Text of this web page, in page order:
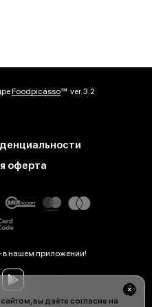
вы даёте согласие на
Foodpicássover. 3.2
оферта
в нашем приложении!